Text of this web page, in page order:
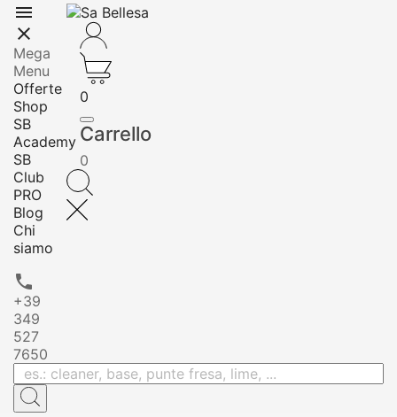


Mega
Menu
Offerte
Shop
SB
Academy
SB
Club
PRO
Blog
Chi
siamo

+39
349
527
7650
0
Carrello
0